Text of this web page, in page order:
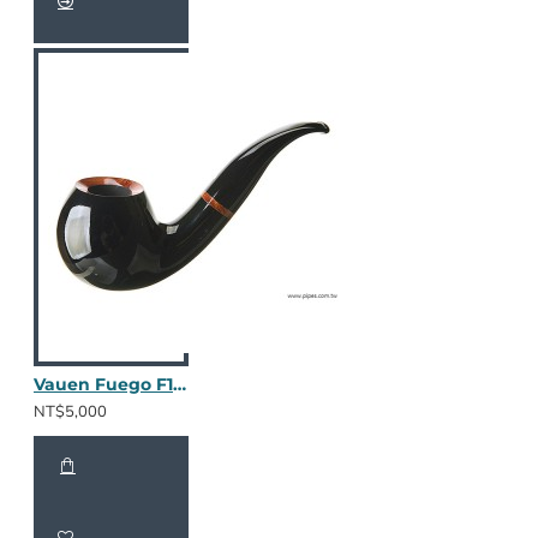
Vauen Fuego F119
NT$5,000